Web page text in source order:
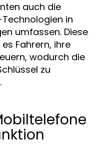
auch die
in
umfassen. Diese
Fahrern, ihre
wodurch die
zu